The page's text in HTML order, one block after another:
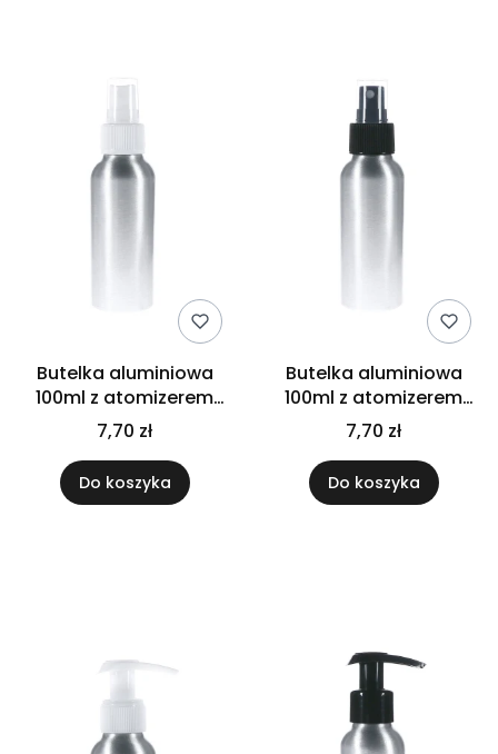
Butelka aluminiowa
100ml z atomizerem
białym
7,70 zł
Do koszyka
Butelka aluminiowa
100ml z atomizerem
czarnym
7,70 zł
Do koszyka